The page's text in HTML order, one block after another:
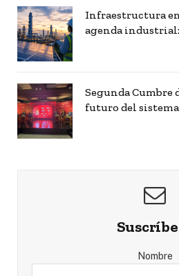
Infraestructura
agenda industrial:
Segunda Cumbre
futuro del
Nombre